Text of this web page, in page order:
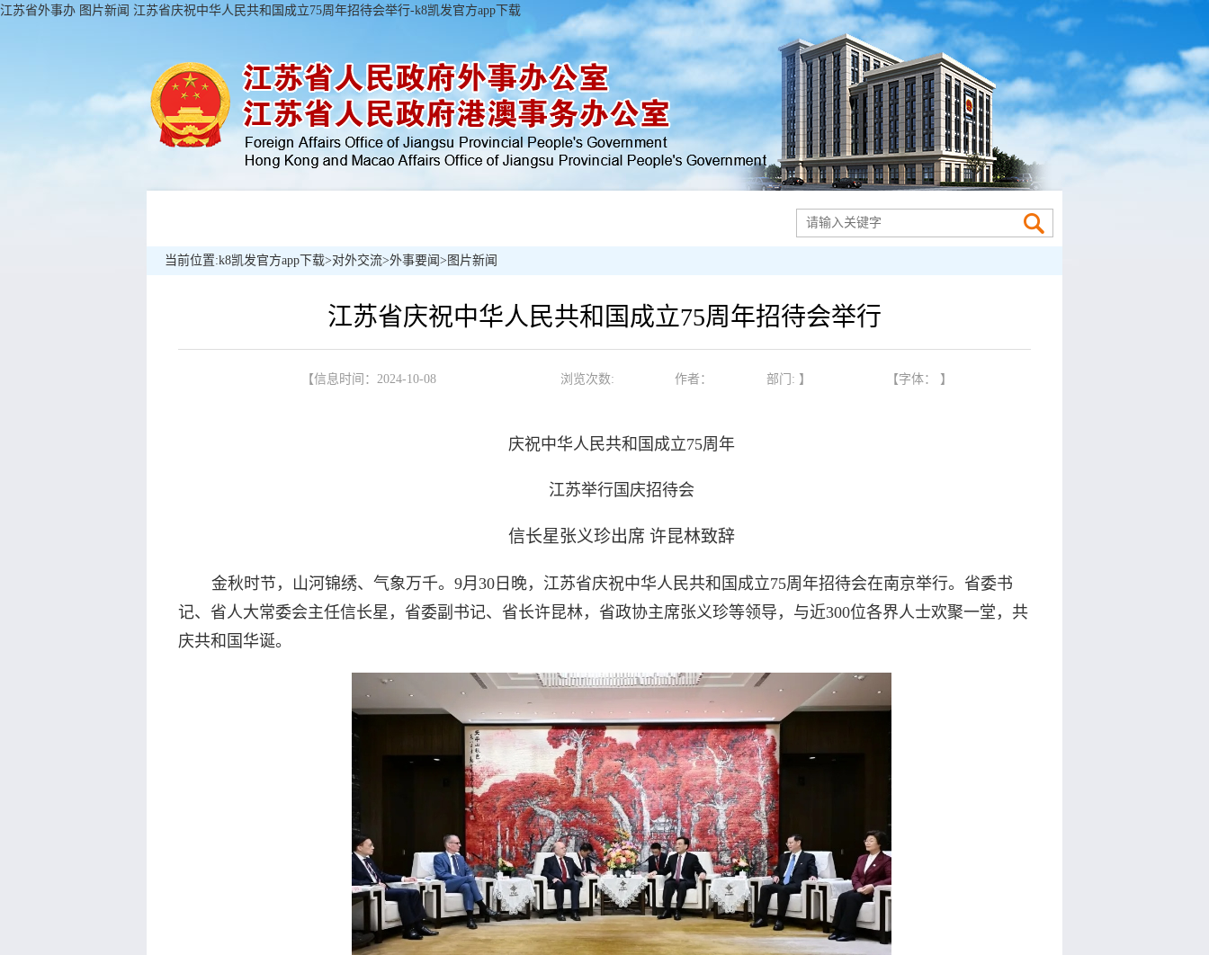
江苏省外事办 图片新闻 江苏省庆祝中华人民共和国成立75周年招待会举行-k8凯发官方app下载
当前位置:k8凯发官方app下载>对外交流>外事要闻 > 图片新闻
江苏省庆祝中华人民共和国成立75周年招待会举行
【信息时间：2024-10-08 浏览次数: 作者： 部门: 】 【字体： 】
庆祝中华人民共和国成立75周年
江苏举行国庆招待会
信长星张义珍出席 许昆林致辞
金秋时节，山河锦绣、气象万千。9月30日晚，江苏省庆祝中华人民共和国成立75周年招待会在南京举行。省委书
记、省人大常委会主任信长星，省委副书记、省长许昆林，省政协主席张义珍等领导，与近300位各界人士欢聚一堂，共
庆共和国华诞。